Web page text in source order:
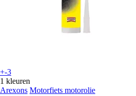
+-3
1 kleuren
Arexons Motorfiets motorolie